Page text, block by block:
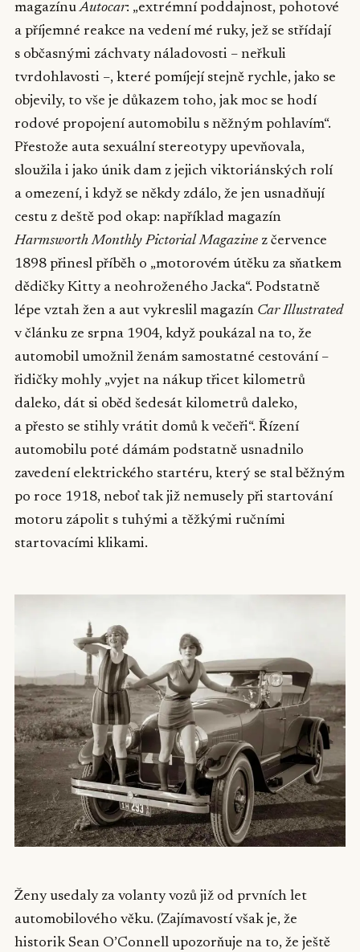
magazínuAutocar: „extrémní poddajnost, pohotové
a příjemné reakce na vedení mé ruky, jež se střídají
s občasnými záchvaty náladovosti – neřkuli
tvrdohlavosti –, které pomíjejí stejně rychle, jako se
objevily, to vše je důkazem toho, jak moc se hodí
rodové propojení automobilu s něžným pohlavím“.
Přestože auta sexuální stereotypy upevňovala,
sloužila i jako únik dam z jejich viktoriánských rolí
a omezení, i když se někdy zdálo, že jen usnadňují
cestu z deště pod okap: například magazín
Harmsworth Monthly Pictorial Magazine z července
1898 přinesl příběh o „motorovém útěku za sňatkem
dědičky Kitty a neohroženého Jacka“. Podstatně
lépe vztah žen a aut vykreslil magazín Car Illustrated
v článku ze srpna 1904, když poukázal na to, že
automobil umožnil ženám samostatné cestování –
řidičky mohly „vyjet na nákup třicet kilometrů
daleko, dát si oběd šedesát kilometrů daleko,
a přesto se stihly vrátit domů k večeři“. Řízení
automobilu poté dámám podstatně usnadnilo
zavedení elektrického startéru, který se stal běžným
po roce 1918, neboť tak již nemusely při startování
motoru zápolit s tuhými a těžkými ručními
startovacími klikami.
Ženy usedaly za volanty vozů již od prvních let
automobilového věku. (Zajímavostí však je, že
historik Sean O’Connell upozorňuje na to, že ještě